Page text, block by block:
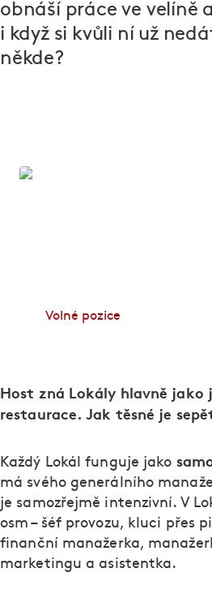
obnáší práce ve velíně
i když si kvůli ní už
někde?
Volné pozice
Host zná Lokály hlavně jako
restaurace. Jak těsné je
Každý Lokál funguje jako
má svého generálního
je samozřejmě intenzivní. V
osm – šéf provozu, kluci přes
finanční manažerka,
marketingu a asistentka.